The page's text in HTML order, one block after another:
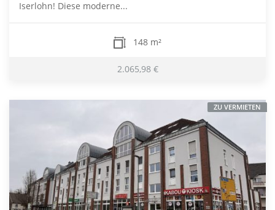
Iserlohn! Diese moderne...
148 m²
2.065,98 €
ZU VERMIETEN